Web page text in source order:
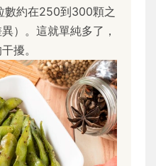
數約在250到300顆之
）。這就單純多了，
擾。